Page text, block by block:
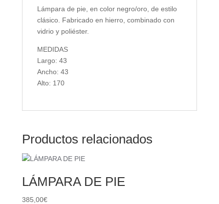
Lámpara de pie, en color negro/oro, de estilo
clásico. Fabricado en hierro, combinado con
vidrio y poliéster.
MEDIDAS
Largo: 43
Ancho: 43
Alto: 170
Productos relacionados
LÁMPARA DE PIE
385,00€